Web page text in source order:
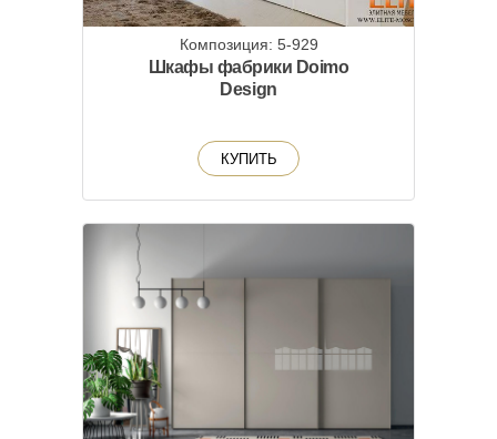
Композиция: 5-929
Шкафы фабрики Doimo
Design
КУПИТЬ